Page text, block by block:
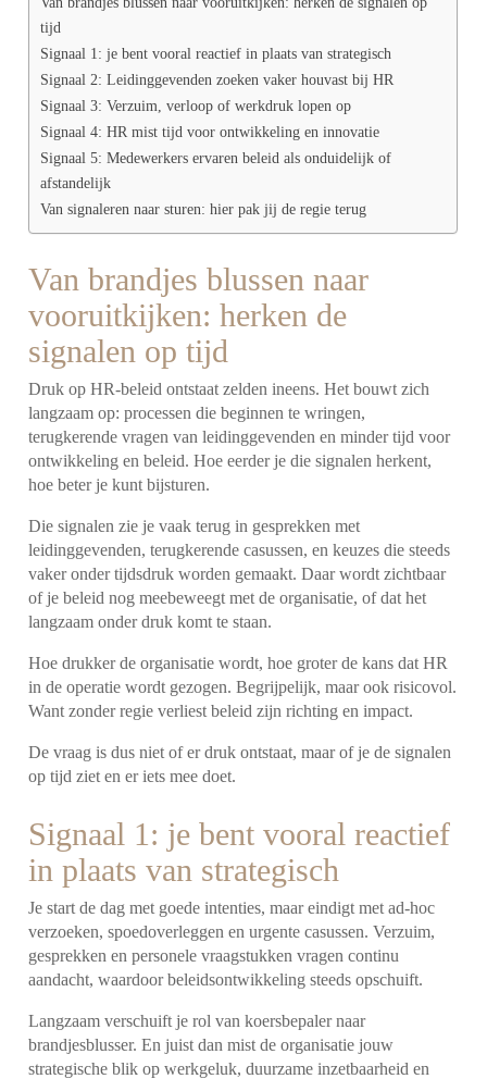
tijd
Signaal 1: je bent vooral reactief in plaats van strategisch
Signaal 2: Leidinggevenden zoeken vaker houvast bij HR
Signaal 3: Verzuim, verloop of werkdruk lopen op
Signaal 4: HR mist tijd voor ontwikkeling en innovatie
Signaal 5: Medewerkers ervaren beleid als onduidelijk of
afstandelijk
Van signaleren naar sturen: hier pak jij de regie terug
Van brandjes blussen naar
vooruitkijken: herken de
signalen op tijd
Druk op HR-beleid ontstaat zelden ineens. Het bouwt zich
langzaam op: processen die beginnen te wringen,
terugkerende vragen van leidinggevenden en minder tijd voor
ontwikkeling en beleid. Hoe eerder je die signalen herkent,
hoe beter je kunt bijsturen.
Die signalen zie je vaak terug in gesprekken met
leidinggevenden, terugkerende casussen, en keuzes die steeds
vaker onder tijdsdruk worden gemaakt. Daar wordt zichtbaar
of je beleid nog meebeweegt met de organisatie, of dat het
langzaam onder druk komt te staan.
Hoe drukker de organisatie wordt, hoe groter de kans dat HR
in de operatie wordt gezogen. Begrijpelijk, maar ook risicovol.
Want zonder regie verliest beleid zijn richting en impact.
De vraag is dus niet of er druk ontstaat, maar of je de signalen
op tijd ziet en er iets mee doet.
Signaal 1: je bent vooral reactief
in plaats van strategisch
Je start de dag met goede intenties, maar eindigt met ad-hoc
verzoeken, spoedoverleggen en urgente casussen. Verzuim,
gesprekken en personele vraagstukken vragen continu
aandacht, waardoor beleidsontwikkeling steeds opschuift.
Langzaam verschuift je rol van koersbepaler naar
brandjesblusser. En juist dan mist de organisatie jouw
strategische blik op werkgeluk, duurzame inzetbaarheid en